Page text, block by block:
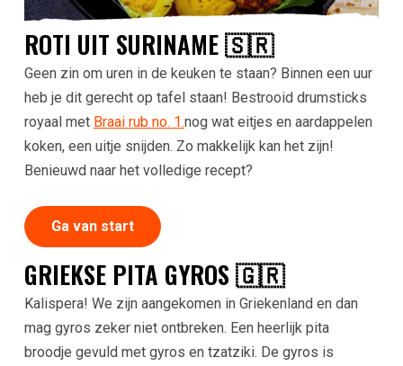
ROTI UIT SURINAME 🇸🇷
Geen zin om uren in de keuken te staan? Binnen een uur
heb je dit gerecht op tafel staan! Bestrooid drumsticks
royaal met Braai rub no. 1.nog wat eitjes en aardappelen
koken, een uitje snijden. Zo makkelijk kan het zijn!
Benieuwd naar het volledige recept?
Ga van start
GRIEKSE PITA GYROS 🇬🇷
Kalispera! We zijn aangekomen in Griekenland en dan
mag gyros zeker niet ontbreken. Een heerlijk pita
broodje gevuld met gyros en tzatziki. De gyros is